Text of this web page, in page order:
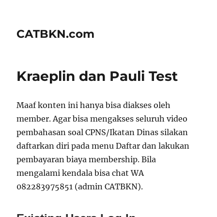
CATBKN.com
Kraeplin dan Pauli Test
Maaf konten ini hanya bisa diakses oleh
member. Agar bisa mengakses seluruh video
pembahasan soal CPNS/Ikatan Dinas silakan
daftarkan diri pada menu Daftar dan lakukan
pembayaran biaya membership. Bila
mengalami kendala bisa chat WA
082283975851 (admin CATBKN).